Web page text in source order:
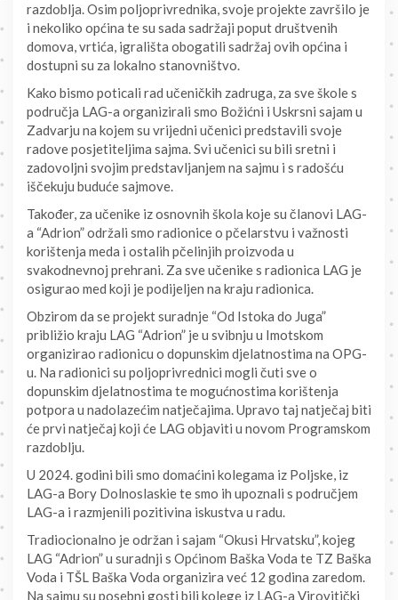
razdoblja. Osim poljoprivrednika, svoje projekte završilo je
i nekoliko općina te su sada sadržaji poput društvenih
domova, vrtića, igrališta obogatili sadržaj ovih općina i
dostupni su za lokalno stanovništvo.
Kako bismo poticali rad učeničkih zadruga, za sve škole s
područja LAG-a organizirali smo Božićni i Uskrsni sajam u
Zadvarju na kojem su vrijedni učenici predstavili svoje
radove posjetiteljima sajma. Svi učenici su bili sretni i
zadovoljni svojim predstavljanjem na sajmu i s radošću
iščekuju buduće sajmove.
Također, za učenike iz osnovnih škola koje su članovi LAG-
a “Adrion” održali smo radionice o pčelarstvu i važnosti
korištenja meda i ostalih pčelinjih proizvoda u
svakodnevnoj prehrani. Za sve učenike s radionica LAG je
osigurao med koji je podijeljen na kraju radionica.
Obzirom da se projekt suradnje “Od Istoka do Juga”
približio kraju LAG “Adrion” je u svibnju u Imotskom
organizirao radionicu o dopunskim djelatnostima na OPG-
u. Na radionici su poljoprivrednici mogli čuti sve o
dopunskim djelatnostima te mogućnostima korištenja
potpora u nadolazećim natječajima. Upravo taj natječaj biti
će prvi natječaj koji će LAG objaviti u novom Programskom
razdoblju.
U 2024. godini bili smo domaćini kolegama iz Poljske, iz
LAG-a Bory Dolnoslaskie te smo ih upoznali s područjem
LAG-a i razmjenili pozitivina iskustva u radu.
Tradiocionalno je održan i sajam “Okusi Hrvatsku”, kojeg
LAG “Adrion” u suradnji s Općinom Baška Voda te TZ Baška
Voda i TŠL Baška Voda organizira već 12 godina zaredom.
Na sajmu su posebni gosti bili kolege iz LAG-a Virovitički